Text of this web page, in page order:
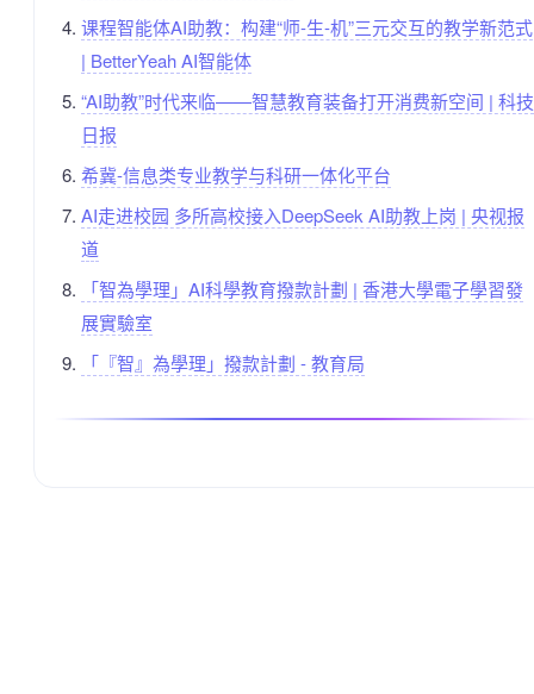
课程智能体AI助教：构建“师-生-机”三元交互的教学新范式
| BetterYeah AI智能体
“AI助教”时代来临——智慧教育装备打开消费新空间 | 科技
日报
希冀-信息类专业教学与科研一体化平台
AI走进校园 多所高校接入DeepSeek AI助教上岗 | 央视报
道
「智為學理」AI科學教育撥款計劃 | 香港大學電子學習發
展實驗室
「『智』為學理」撥款計劃 - 教育局